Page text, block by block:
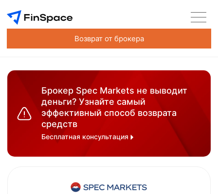
Возврат от брокера
Брокер Spec Markets не выводит
деньги? Узнайте самый
эффективный способ возврата
средств
Бесплатная консультация